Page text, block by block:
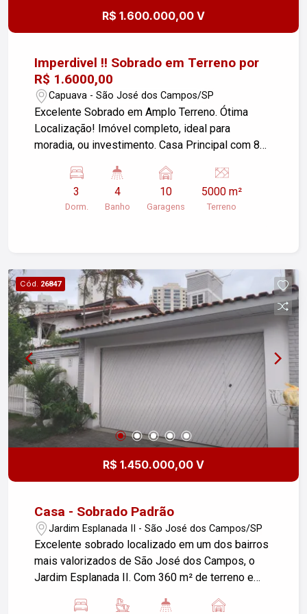
completo e a versatilidade deste imóvel podem
agendar uma visitaR$ 1.600.000,00 V
Imperdivel !! Sobrado em Terreno por
R$ 1.6000,00
Capuava - São José dos Campos/SP
Excelente Sobrado em Amplo Terreno. Ótima
Localização! Imóvel completo, ideal para
moradia, ou investimento. Casa Principal com 80
com 40 m² Sobrado com elevador PCD
(acessibilidade garantida) Energia solar Área
externa com excelente estrutura: Piscina Área de
próximo à Rodovia Carvalho Pinto, com fácil
acesso. Ideal para quem busca espaço, conforto
e ótima infraestrutura!
3
Dorm.
4
Banho
10
Garagens
5000 m²
Terreno
Cód. 26847
R$ 1.450.000,00 V
Casa - Sobrado Padrão
Jardim Esplanada II - São José dos Campos/SP
Excelente sobrado localizado em um dos bairros
mais valorizados de São José dos Campos, o
Jardim Esplanada II. Com 360 m² de terreno e
conforto, espaço e grande potencial para lazer. O